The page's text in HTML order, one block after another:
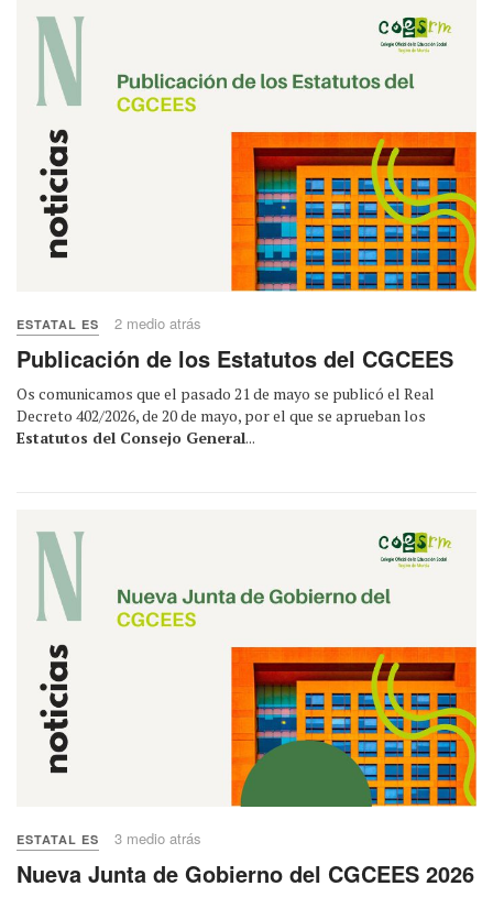
ESTATAL ES 2 medio atrás
Publicación de los Estatutos del CGCEES
Os comunicamos que el pasado 21 de mayo se publicó el Real
Decreto 402/2026, de 20 de mayo, por el que se aprueban los
Estatutos del Consejo General...
ESTATAL ES 3 medio atrás
Nueva Junta de Gobierno del CGCEES 2026